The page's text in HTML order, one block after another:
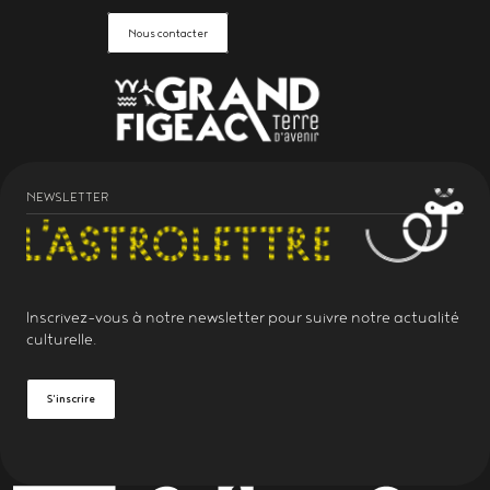
Nous contacter
NEWSLETTER
Inscrivez-vous à notre newsletter pour suivre notre actualité
culturelle.
S'inscrire